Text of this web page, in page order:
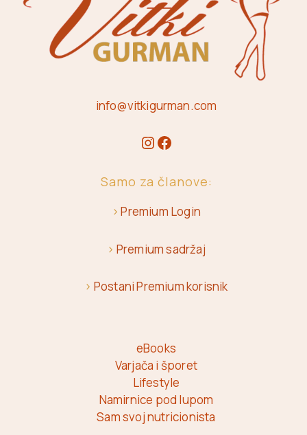
info@vitkigurman.com
Samo za članove:
>Premium Login
> Premium sadržaj
> Postani Premium korisnik
eBooks
Varjača i šporet
Lifestyle
Namirnice pod lupom
Sam svoj nutricionista